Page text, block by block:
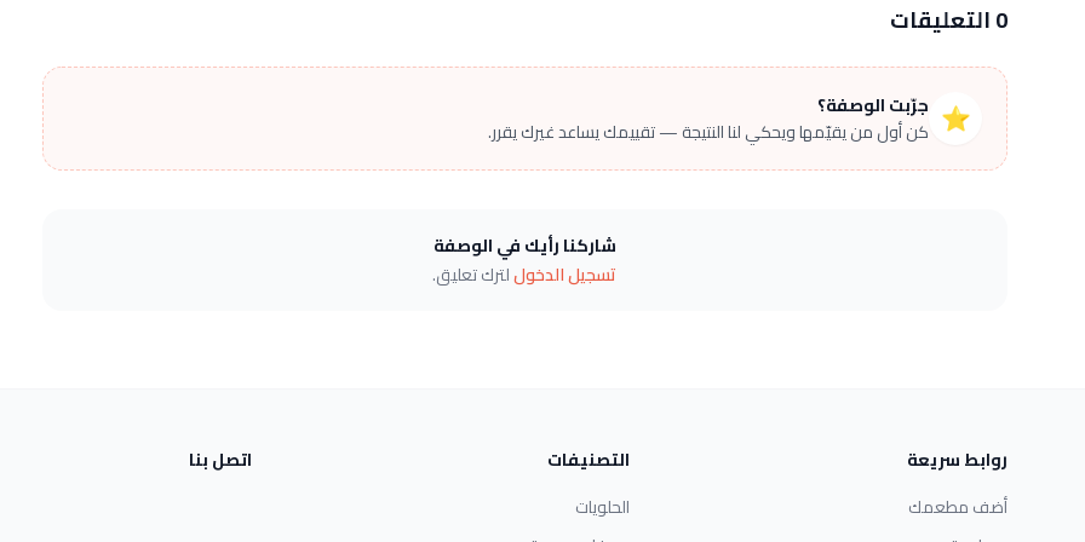
0 التعليقات
⭐ جرّبت الوصفة؟
كن أول من يقيّمها ويحكي لنا النتيجة — تقييمك يساعد غيرك يقرر.
شاركنا رأيك في الوصفة
تسجيل الدخوللترك تعليق.
روابط سريعة
أضف مطعمك
التصنيفات
الحلويات
اتصل بنا